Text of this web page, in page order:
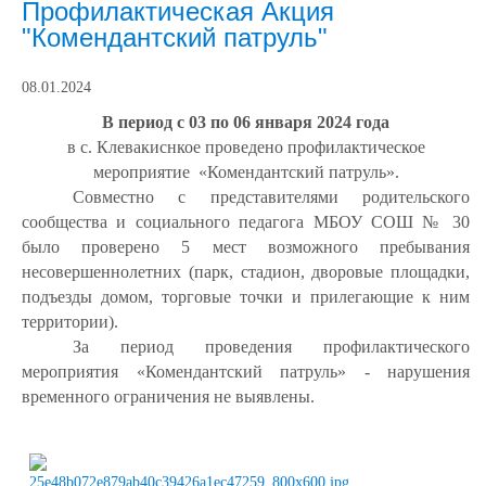
Профилактическая Акция
"Комендантский патруль"
08.01.2024
В период с 03 по 06 января 2024 года
в с. Клевакиснкое проведено профилактическое
мероприятие «Комендантский патруль».
Совместно с представителями родительского
сообщества и социального педагога МБОУ СОШ № 30
было проверено 5 мест возможного пребывания
несовершеннолетних (парк, стадион, дворовые площадки,
подъезды домом, торговые точки и прилегающие к ним
территории).
За период проведения профилактического
мероприятия «Комендантский патруль» - нарушения
временного ограничения не выявлены.